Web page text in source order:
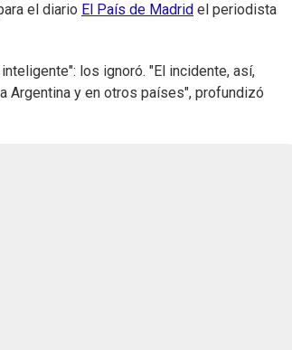
el diario El País de Madrid el periodista
los ignoró. "El incidente, así,
Argentina y en otros países", profundizó